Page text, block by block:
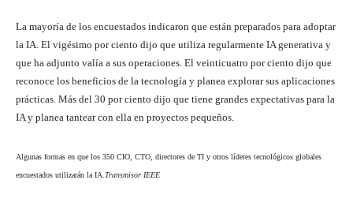
La mayoría de los encuestados indicaron que están preparados para adoptar
la IA. El vigésimo por ciento dijo que utiliza regularmente IA generativa y
que ha adjunto valía a sus operaciones. El veinticuatro por ciento dijo que
reconoce los beneficios de la tecnología y planea explorar sus aplicaciones
prácticas. Más del 30 por ciento dijo que tiene grandes expectativas para la
IA y planea tantear con ella en proyectos pequeños.
Algunas formas en que los 350 CIO, CTO, directores de TI y otros líderes tecnológicos globales
encuestados utilizarán la IA. Transmisor IEEE